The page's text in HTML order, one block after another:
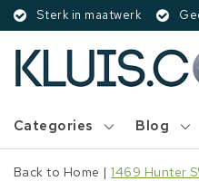
Sterk in maatwerk
Categories Blog
Back to Home |1469 Hunter